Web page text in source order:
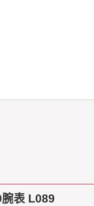
表 L089